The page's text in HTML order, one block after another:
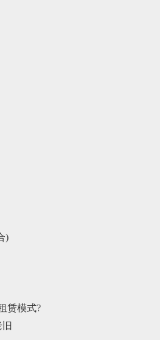
)
赁模式?